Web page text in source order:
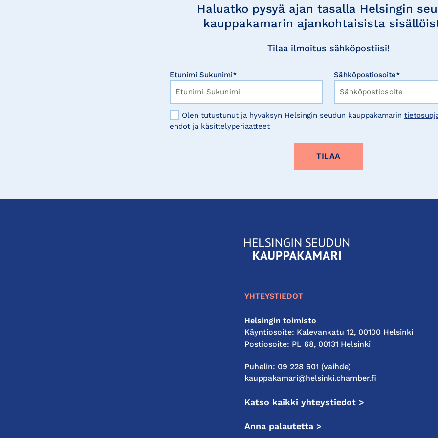
Haluatko pysyä ajan tasalla Helsingin
kauppakamarin ajankohtaisista
Tilaa ilmoitus sähköpostiisi!
Etunimi Sukunimi* Sähköpostiosoite*
Olen tutustunut ja hyväksyn Helsingin seudun kauppakamarin
ehdot ja käsittelyperiaatteet
KauppakamariHelsingin
seudun
YHTEYSTIEDOT
Helsingin toimisto
Käyntiosoite: Kalevankatu 12, 00100 Helsinki
Postiosoite: PL 68, 00131 Helsinki
Puhelin: 09 228 601 (vaihde)
kauppakamari@helsinki.chamber.fi
Katso kaikki yhteystiedot >
Anna palautetta >